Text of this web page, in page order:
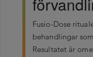
Fusio-Dose
behandlingar
Resultatet är